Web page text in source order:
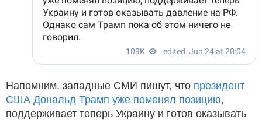
Напомним, западные СМИ пишут, что президент
США Дональд Трамп уже поменял позицию,
поддерживает теперь Украину и готов оказывать